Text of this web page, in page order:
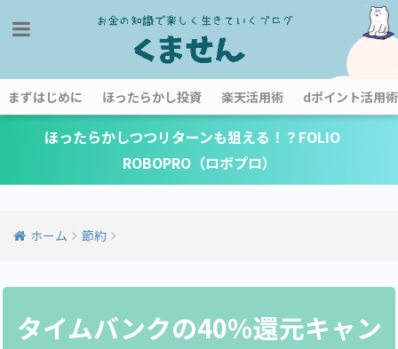
まずはじめに ほったらかし投資 楽天活用術 dポイント活用術
ほったらかしつつリターンも狙える！？FOLIO
ROBOPRO（ロボプロ）
ホーム 節約
タイムバンクの40％還元キャン